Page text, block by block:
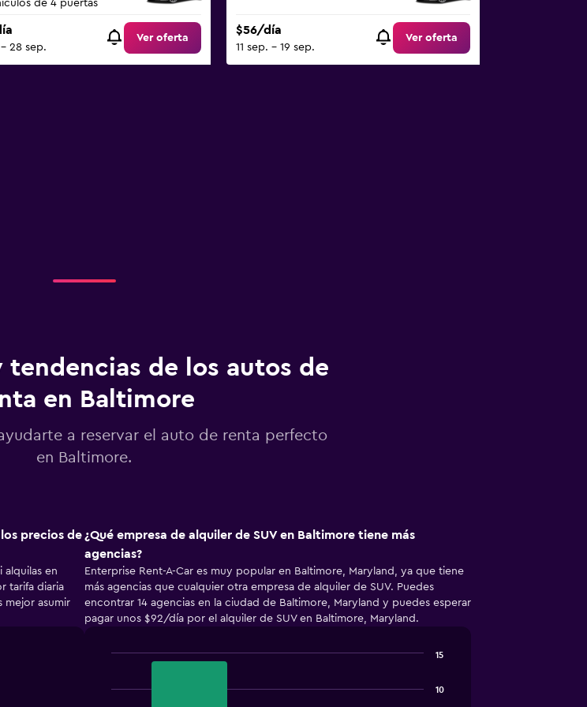
de 4 puertas
28 sep.
Ver oferta
$56/día
11 sep. - 19 sep.
Ver oferta
tendencias de los autos de
en Baltimore
a reservar el auto de renta perfecto
en Baltimore.
precios de
alquilas en
tarifa diaria
asumir
¿Qué empresa de alquiler de SUV en Baltimore tiene más
agencias?
Enterprise Rent-A-Car es muy popular en Baltimore, Maryland, ya que tiene
más agencias que cualquier otra empresa de alquiler de SUV. Puedes
encontrar 14 agencias en la ciudad de Baltimore, Maryland y puedes esperar
pagar unos $92/día por el alquiler de SUV en Baltimore, Maryland.
10
15